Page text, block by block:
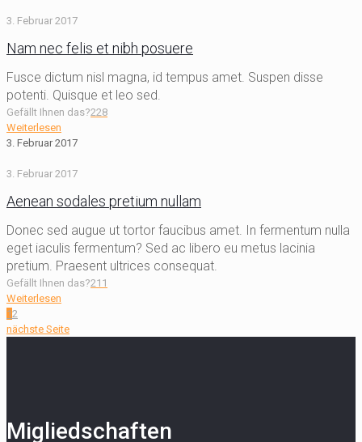
3. Februar 2017
Nam nec felis et nibh posuere
Fusce dictum nisl magna, id tempus amet. Suspen disse
potenti. Quisque et leo sed.
Gefällt Ihnen das?228
Weiterlesen
3. Februar 2017
3. Februar 2017
Aenean sodales pretium nullam
Donec sed augue ut tortor faucibus amet. In fermentum nulla
eget iaculis fermentum? Sed ac libero eu metus lacinia
pretium. Praesent ultrices consequat.
Gefällt Ihnen das?211
Weiterlesen
12
nächste Seite
Migliedschaften